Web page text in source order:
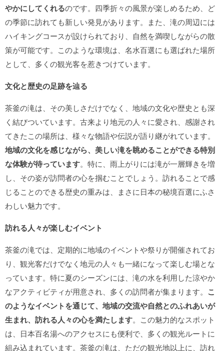
やかにしてくれるのです。四季折々の風景が楽しめるため、ど
の季節に訪れても新しい発見があります。また、滝の周辺には
ハイキングコースが設けられており、自然を満喫しながらの散
策が可能です。このような環境は、名水百選にも選ばれた場所
として、多くの観光客を惹きつけています。
文化と歴史の足跡を辿る
茶釜の滝は、その美しさだけでなく、地域の文化や歴史とも深
く結びついています。古来より地元の人々に愛され、感謝され
てきたこの場所は、様々な物語や伝説が語り継がれています。
地域の文化を感じながら、美しい滝を眺めることができる特別
な体験が待っています。特に、雨上がりには滝が一層輝きを増
し、その姿が訪問者の心を掴むことでしょう。訪れることで感
じることのできる歴史の重みは、まさに日本の秘境百選にふさ
わしい魅力です。
訪れる人々が楽しむイベント
茶釜の滝では、定期的に地域のイベントや祭りが開催されてお
り、観光客だけでなく地元の人々も一緒になって楽しむ場とな
っています。特に夏のシーズンには、滝の水を利用した涼やか
なアクティビティが用意され、多くの訪問者が集まります。 こ
のようなイベントを通じて、地域の交流や自然とのふれあいが
生まれ、訪れる人々の心を満たします。この魅力的なスポット
は、日本百名湯へのアクセスにも便利で、多くの観光ルートに
組み込まれています。茶釜の滝は、ただの観光地以上に、訪れ